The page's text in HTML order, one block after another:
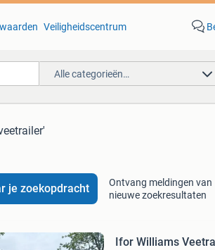
Veiligheidscentrum
Alle categorieën…
je zoekopdracht
Ontvang meldingen van
nieuwe zoekresultaten
Ifor Williams